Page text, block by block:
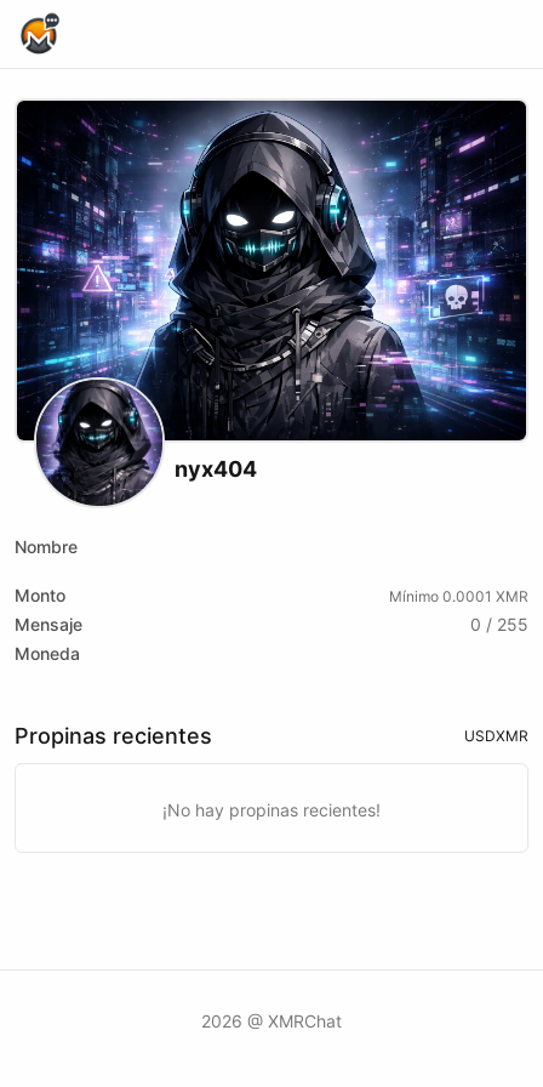
nyx404
Nombre
Monto Mínimo 0.0001 XMR
Mensaje
0 / 255
Moneda
Propinas recientes USDXMR
¡No hay propinas recientes!
2026 @ XMRChat